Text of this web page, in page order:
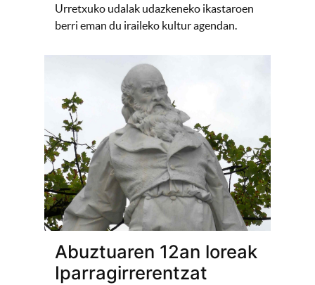
Urretxuko udalak udazkeneko ikastaroen
berri eman du iraileko kultur agendan.
Abuztuaren 12an loreak
Iparragirrerentzat